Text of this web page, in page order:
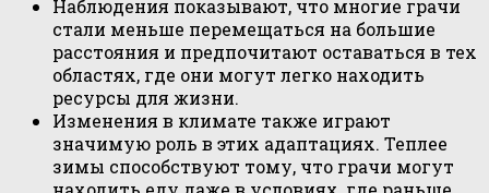
Наблюдения показывают, что многие грачи
стали меньше перемещаться на большие
расстояния и предпочитают оставаться в тех
областях, где они могут легко находить
ресурсы для жизни.
Изменения в климате также играют
значимую роль в этих адаптациях. Теплее
зимы способствуют тому, что грачи могут